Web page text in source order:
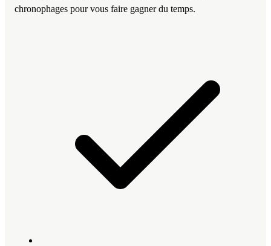
chronophages pour vous faire gagner du temps.